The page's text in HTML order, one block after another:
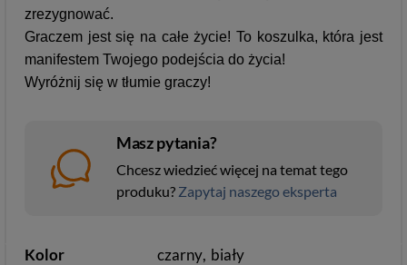
zrezygnować.
Graczem jest się na całe życie! To koszulka, która jest
manifestem Twojego podejścia do życia!
Wyróżnij się w tłumie graczy!
Masz pytania?
Chcesz wiedzieć więcej na temat tego
produku? Zapytaj naszego eksperta
Kolor czarny biały